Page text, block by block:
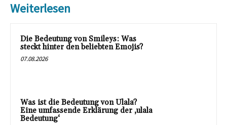
Weiterlesen
Die Bedeutung von Smileys: Was
steckt hinter den beliebten Emojis?
07.08.2026
Was ist die Bedeutung von Ulala?
Eine umfassende Erklärung der ‚ulala
Bedeutung‘